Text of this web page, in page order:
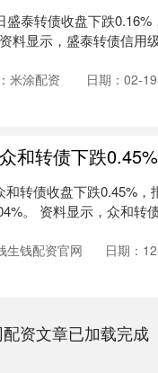
盛泰转债收盘下跌
料显示，盛泰转债信用
米涂配资 日期：02-19
和转债下跌
转债收盘下跌0.45%
。 资料显示，众和转
生钱配资官网 日期：
资文章已加载完成
0.61% 创